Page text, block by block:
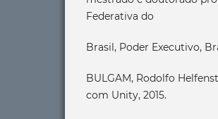
Federativa do
Brasil, Poder Executivo,
BULGAM, Rodolfo
com Unity, 2015.